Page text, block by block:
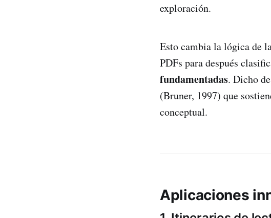
exploración.
Esto cambia la lógica de
PDFs para después
fundamentadas. Dicho
(Bruner, 1997) que
conceptual.
Aplicaciones